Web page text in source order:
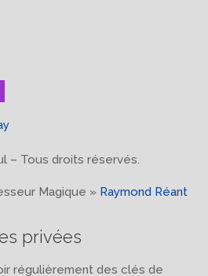
– Tous droits réservés.
Magique » Raymond Réant
privées
régulièrement des clés de